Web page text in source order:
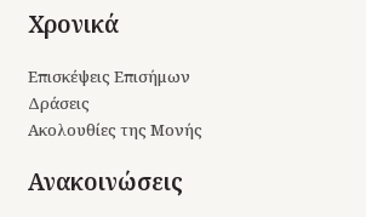
Χρονικά
Επισκέψεις Επισήμων
Δράσεις
Ακολουθίες της Μονής
Ανακοινώσεις